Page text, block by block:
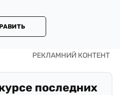
последних